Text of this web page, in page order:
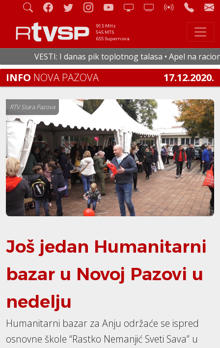
91.5 MHz
545 MTS
655 Supernova
VESTI: I danas pik toplotnog talasa • Apel na
INFO NOVA PAZOVA 17.12.2020.
RTV Stara Pazova
Još jedan Humanitarni
bazar u Novoj Pazovi u
nedelju
Humanitarni bazar za Anju održaće se ispred
osnovne škole “Rastko Nemanjić Sveti Sava” u